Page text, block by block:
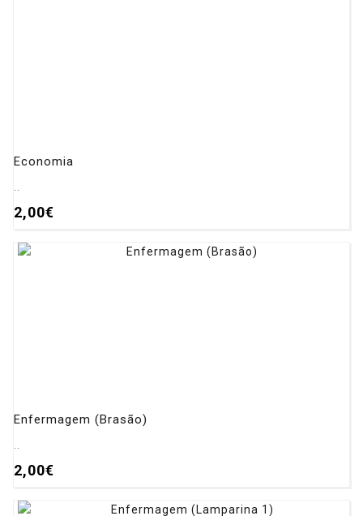
Economia
2,00€
Enfermagem (Brasão)
2,00€